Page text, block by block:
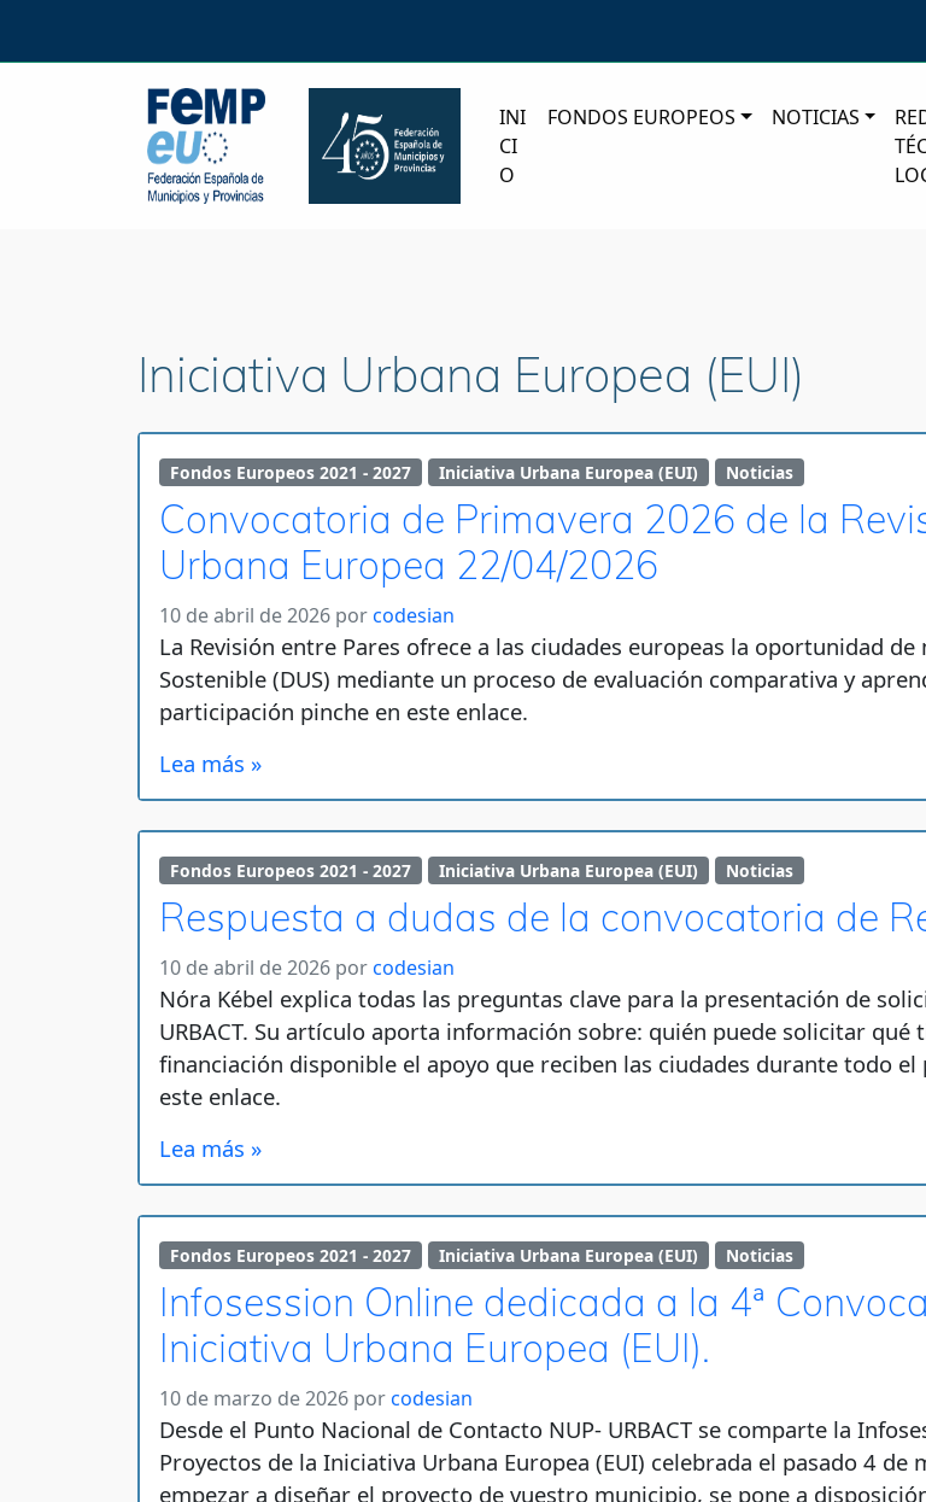
INI
CI
O
FONDOS EUROPEOS NOTICIAS
Iniciativa Urbana Europea (EUI)
Fondos Europeos 2021 - 2027 Iniciativa Urbana Europea (EUI) Noticias
Convocatoria de Primavera 2026 de la
Urbana Europea 22/04/2026
10 de abril de 2026 por codesian
La Revisión entre Pares ofrece a las ciudades europeas la oportunidad
Sostenible (DUS) mediante un proceso de evaluación comparativa y
participación pinche en este enlace.
Lea más »
Fondos Europeos 2021 - 2027 Iniciativa Urbana Europea (EUI) Noticias
Respuesta a dudas de la convocatoria de
10 de abril de 2026 por codesian
Nóra Kébel explica todas las preguntas clave para la presentación de
URBACT. Su artículo aporta información sobre: quién puede solicitar
financiación disponible el apoyo que reciben las ciudades durante todo
este enlace.
Lea más »
Fondos Europeos 2021 - 2027 Iniciativa Urbana Europea (EUI) Noticias
Infosession Online dedicada a la 4ª
Iniciativa Urbana Europea (EUI).
10 de marzo de 2026 por codesian
Desde el Punto Nacional de Contacto NUP- URBACT se comparte la
Proyectos de la Iniciativa Urbana Europea (EUI) celebrada el pasado 4
empezar a diseñar el proyecto de vuestro municipio, se pone a